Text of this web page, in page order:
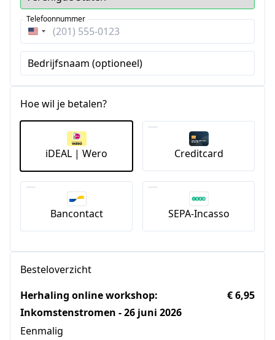
Verenigde
Staten
+1
Telefoonnummer
Bedrijfsnaam (optioneel)
Hoe wil je betalen?
iDEAL | Wero Creditcard
Bancontact SEPA-Incasso
Besteloverzicht
Herhaling online workshop:
Inkomstenstromen - 26 juni 2026
Eenmalig
€ 6,95